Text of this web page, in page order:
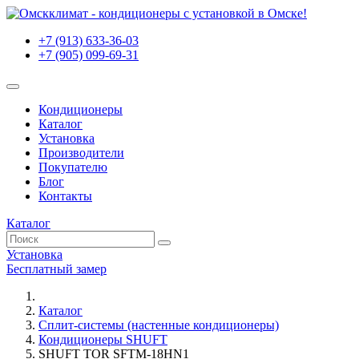
+7 (913) 633-36-03
+7 (905) 099-69-31
Кондиционеры
Каталог
Установка
Производители
Покупателю
Блог
Контакты
Каталог
Установка
Бесплатный замер
Каталог
Сплит-системы (настенные кондиционеры)
Кондиционеры SHUFT
SHUFT TOR SFTM-18HN1